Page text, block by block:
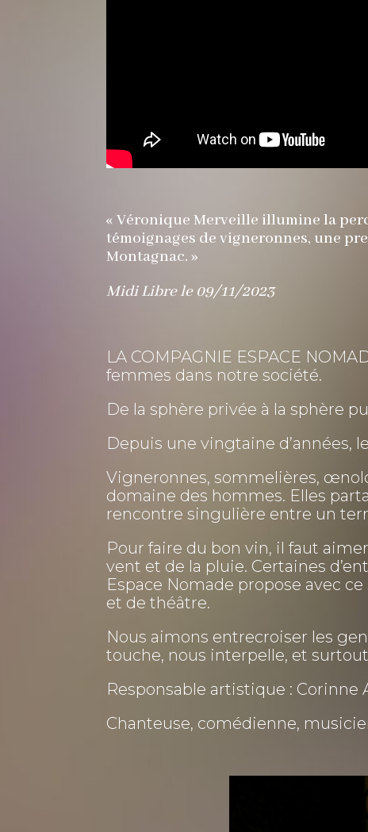
« Véronique Merveille illumine la
témoignages de vigneronnes, une
Montagnac. »
Midi Libre le 09/11/2023
LA COMPAGNIE ESPACE
femmes dans notre société.
De la sphère privée à la sphère
Depuis une vingtaine d’années,
Vigneronnes, sommelières,
domaine des hommes. Elles
rencontre singulière entre un
Pour faire du bon vin, il faut
vent et de la pluie. Certaines
Espace Nomade propose avec
et de théâtre.
Nous aimons entrecroiser les
touche, nous interpelle, et
Responsable artistique : Corinne
Chanteuse, comédienne,